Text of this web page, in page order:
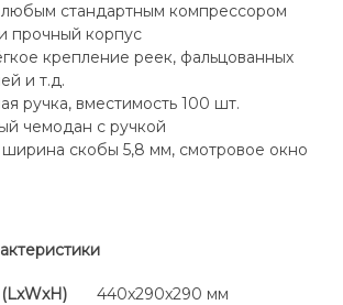
стандартным компрессором
прочный корпус
крепление реек, фальцованных
и т.д.
ручка, вместимость 100 шт.
чемодан с ручкой
ширина скобы 5,8 мм, смотровое окно
440x290x290 мм